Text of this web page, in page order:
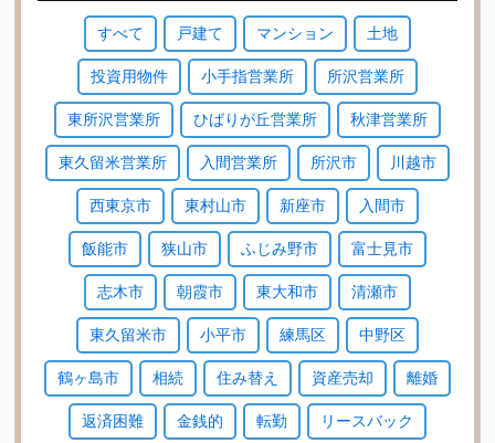
すべて 戸建て マンション 土地
投資用物件 小手指営業所 所沢営業所
東所沢営業所 ひばりが丘営業所 秋津営業所
東久留米営業所 入間営業所 所沢市 川越市
西東京市 東村山市 新座市 入間市
飯能市 狭山市 ふじみ野市 富士見市
志木市 朝霞市 東大和市 清瀬市
東久留米市 小平市 練馬区 中野区
鶴ヶ島市 相続 住み替え 資産売却 離婚
返済困難 金銭的 転勤 リースバック